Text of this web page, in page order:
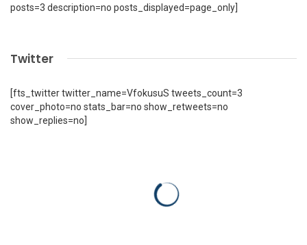
posts=3 description=no posts_displayed=page_only]
Twitter
[fts_twitter twitter_name=VfokusuS tweets_count=3
cover_photo=no stats_bar=no show_retweets=no
show_replies=no]